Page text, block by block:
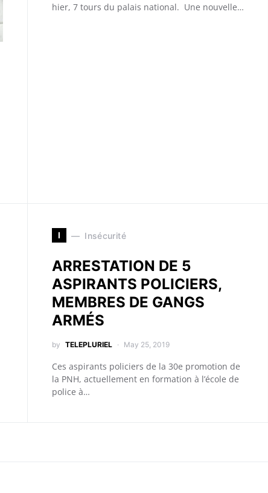
hier, 7 tours du palais national. Une nouvelle…
I Insécurité
ARRESTATION DE 5
ASPIRANTS POLICIERS,
MEMBRES DE GANGS
ARMÉS
by TELEPLURIEL May 25, 2019
Ces aspirants policiers de la 30e promotion de
la PNH, actuellement en formation à l’école de
police à…